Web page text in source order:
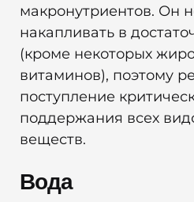
макронутриентов. Он
накапливать в
(кроме некоторых
витаминов), поэтому
поступление
поддержания всех
веществ.
Вода